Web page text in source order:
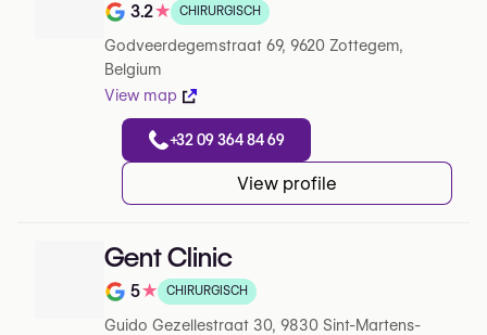
Note de 3.2 sur 5 sur Google
3.2★ CHIRURGISCH
Godveerdegemstraat 69, 9620 Zottegem,
Belgium
View map
+32 09 364 84 69
View profile
Gent Clinic
Note de 5 sur 5 sur Google
5★ CHIRURGISCH
Guido Gezellestraat 30, 9830 Sint-Martens-